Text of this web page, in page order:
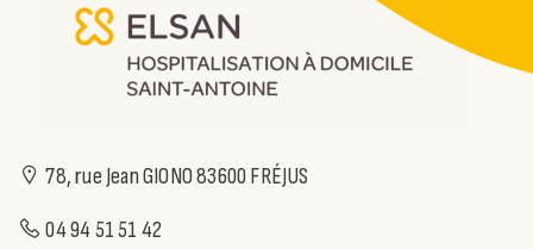
78, rue Jean GIONO 83600 FRÉJUS
04 94 51 51 42